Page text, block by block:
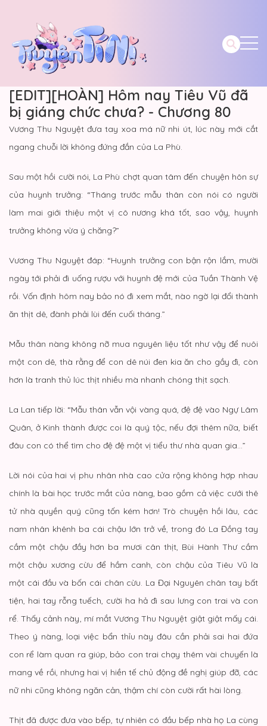
[EDIT][HOÀN] Hôm nay Tiêu Vũ đã
bị giáng chức chưa? - Chương 80
Vương Thu Nguyệt đưa tay xoa má nữ nhi út, lúc này mới cắt
ngang chuỗi lời không đứng đắn của La Phù.
Sau một hồi cười nói, La Phù chợt quan tâm đến chuyện hôn sự
của huynh trưởng: “Tháng trước mẫu thân còn nói có người
làm mai giới thiệu một vị cô nương khá tốt, sao vậy, huynh
trưởng không vừa ý chăng?”
Vương Thu Nguyệt đáp: “Huynh trưởng con bận rộn lắm, mười
ngày tới phải đi uống rượu với huynh đệ mới của Tuần Thành Vệ
rồi. Vốn định hôm nay bảo nó đi xem mắt, nào ngờ lại đổi thành
ăn thịt dê, đành phải lùi đến cuối tháng.”
Mẫu thân nàng không nỡ mua nguyên liệu tốt như vậy để nuôi
một con dê, thà rằng để con dê núi đen kia ăn cho gầy đi, còn
hơn là tranh thủ lúc thịt nhiều mà nhanh chóng thịt sạch.
La Lan tiếp lời: “Mẫu thân vẫn vội vàng quá, đệ đệ vào Ngự Lâm
Quân, ở Kinh thành được coi là quý tộc, nếu đợi thêm nữa, biết
đâu con có thể tìm cho đệ đệ một vị tiểu thư nhà quan gia…”
Lời nói của hai vị phu nhân nhà cao cửa rộng không hợp nhau
chính là bài học trước mắt của nàng, bao gồm cả việc cưới thê
tử nhà quyền quý cũng tốn kém hơn! Trò chuyện hồi lâu, các
nam nhân khênh ba cái chậu lớn trở về, trong đó La Đồng tay
cầm một chậu đầy hơn ba mươi cân thịt, Bùi Hành Thư cầm
một chậu xương cừu để hầm canh, còn chậu của Tiêu Vũ là
một cái đầu và bốn cái chân cừu. La Đại Nguyên chân tay bất
tiện, hai tay rỗng tuếch, cười ha hả đi sau lưng con trai và con
rể. Thấy cảnh này, mí mắt Vương Thu Nguyệt giật giật mấy cái.
Theo ý nàng, loại việc bẩn thỉu này đâu cần phải sai hai đứa
con rể làm quan ra giúp, bảo con trai chạy thêm vài chuyến là
mang về rồi, nhưng hai vị hiền tế chủ động đề nghị giúp đỡ, các
nữ nhi cũng không ngăn cản, thậm chí còn cười rất hài lòng.
Thịt đã được đưa vào bếp, tự nhiên có đầu bếp nhà họ La cùng